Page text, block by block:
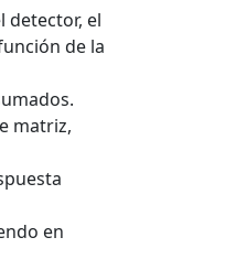
detector, el
de la
matriz,
en